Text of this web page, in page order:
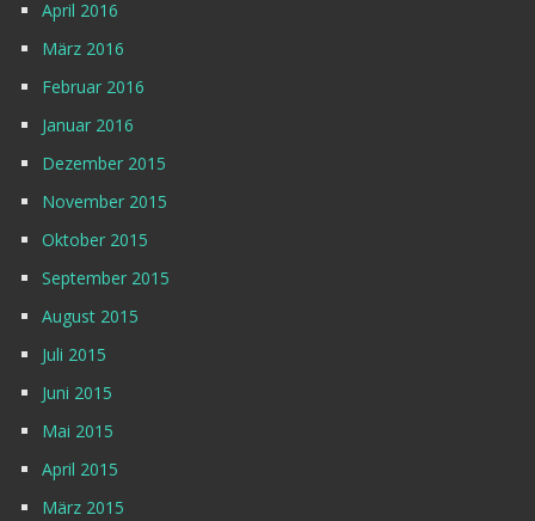
April 2016
März 2016
Februar 2016
Januar 2016
Dezember 2015
November 2015
Oktober 2015
September 2015
August 2015
Juli 2015
Juni 2015
Mai 2015
April 2015
März 2015